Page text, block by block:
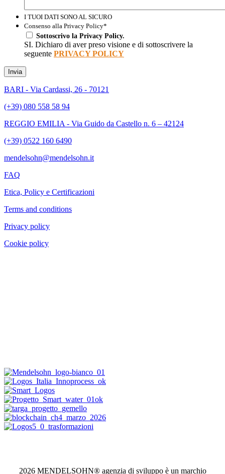
I TUOI DATI SONO AL SICURO
Consenso alla Privacy Policy*
Sottoscrivo la Privacy Policy.
SI. Dichiaro di aver preso visione e di sottoscrivere la
seguente PRIVACY POLICY
Invia
BARI - Via Cardassi, 26 - 70121
(+39) 080 558 58 94
REGGIO EMILIA - Via Guido da Castello n. 6 – 42124
(+39) 0522 160 6490
mendelsohn@mendelsohn.it
FAQ
Etica, Policy e Certificazioni
Terms and conditions
Privacy policy
Cookie policy
2026 MENDELSOHN® agenzia di sviluppo è un marchio